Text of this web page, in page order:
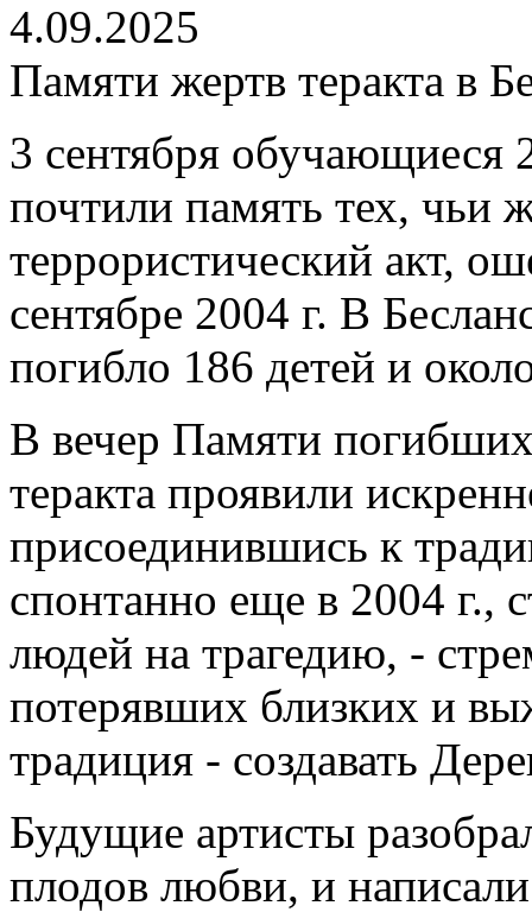
4.09.2025
Памяти жертв теракта в
3 сентября обучающиеся
почтили память тех, чьи
террористический акт,
сентябре 2004 г. В
погибло 186 детей и
В вечер Памяти
теракта проявили
присоединившись к
спонтанно еще в 2004 г.,
людей на трагедию, -
потерявших близких и
традиция - создавать
Будущие артисты
плодов любви, и